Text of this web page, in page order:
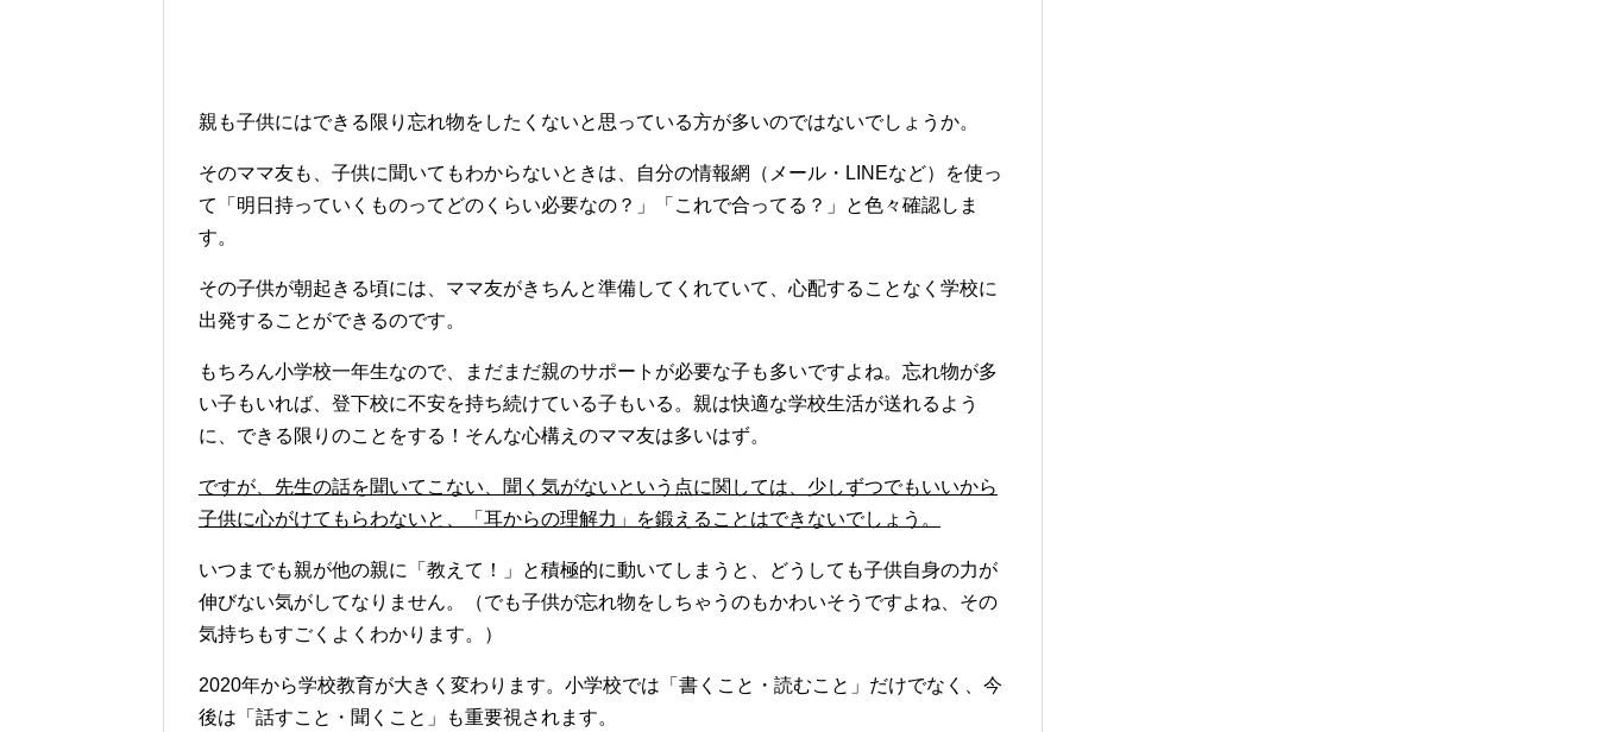
親も子供にはできる限り忘れ物をしたくないと思っている方が多いのではないでしょうか。
そのママ友も、子供に聞いてもわからないときは、自分の情報網（メール・LINEなど）を使っ
て「明日持っていくものってどのくらい必要なの？」「これで合ってる？」と色々確認しま
す。
その子供が朝起きる頃には、ママ友がきちんと準備してくれていて、心配することなく学校に
出発することができるのです。
もちろん小学校一年生なので、まだまだ親のサポートが必要な子も多いですよね。忘れ物が多
い子もいれば、登下校に不安を持ち続けている子もいる。親は快適な学校生活が送れるよう
に、できる限りのことをする！そんな心構えのママ友は多いはず。
ですが、先生の話を聞いてこない、聞く気がないという点に関しては、少しずつでもいいから
子供に心がけてもらわないと、「耳からの理解力」を鍛えることはできないでしょう。
いつまでも親が他の親に「教えて！」と積極的に動いてしまうと、どうしても子供自身の力が
伸びない気がしてなりません。（でも子供が忘れ物をしちゃうのもかわいそうですよね、その
気持ちもすごくよくわかります。）
2020年から学校教育が大きく変わります。小学校では「書くこと・読むこと」だけでなく、今
後は「話すこと・聞くこと」も重要視されます。